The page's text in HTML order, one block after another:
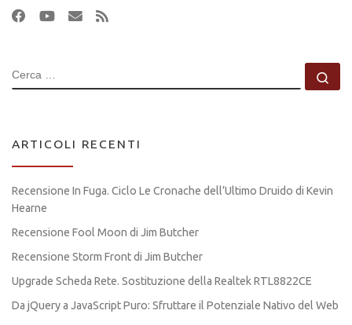
CERCA
ARTICOLI RECENTI
Recensione In Fuga. Ciclo Le Cronache dell’Ultimo Druido di Kevin
Hearne
Recensione Fool Moon di Jim Butcher
Recensione Storm Front di Jim Butcher
Upgrade Scheda Rete. Sostituzione della Realtek RTL8822CE
Da jQuery a JavaScript Puro: Sfruttare il Potenziale Nativo del Web